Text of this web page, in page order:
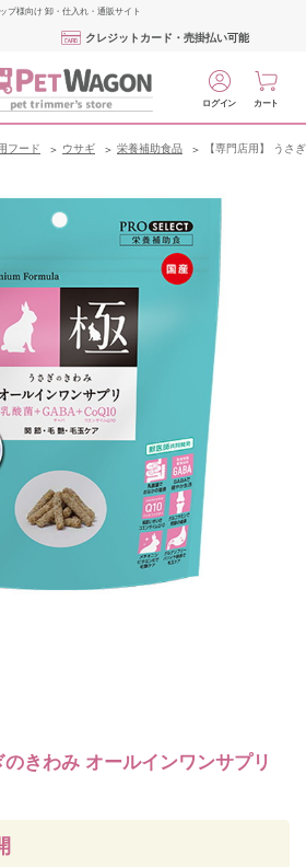
プ様向け 卸・仕入れ・通販サイト
クレジットカード・売掛払い可能
ログイン カート
フード ウサギ 栄養補助食品 【専門店用】 うさ
のきわみ オールインワンサプリ